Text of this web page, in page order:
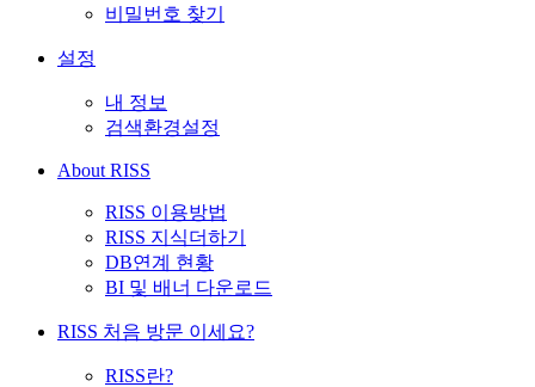
비밀번호 찾기
설정
내 정보
검색환경설정
About RISS
RISS 이용방법
RISS 지식더하기
DB연계 현황
BI 및 배너 다운로드
RISS 처음 방문 이세요?
RISS란?